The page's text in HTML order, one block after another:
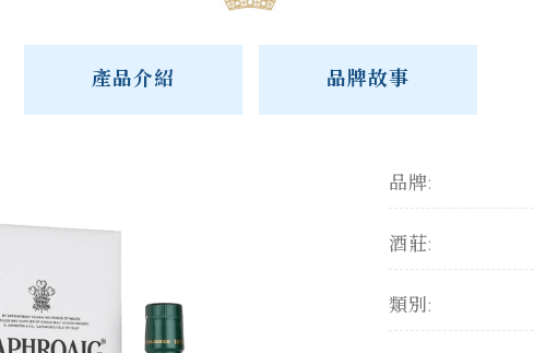
產品介紹 品牌故事
品牌:
酒莊:
類別: